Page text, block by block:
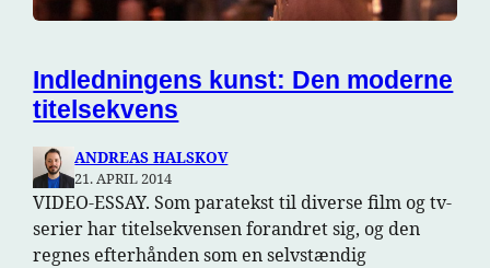
Indledningens kunst: Den moderne
titelsekvens
ANDREAS HALSKOV
21. APRIL 2014
VIDEO-ESSAY. Som paratekst til diverse film og tv-
serier har titelsekvensen forandret sig, og den
regnes efterhånden som en selvstændig